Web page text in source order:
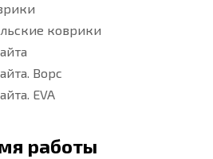
коврики
Ворс
EVA
работы